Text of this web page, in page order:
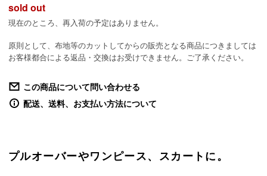
sold out
現在のところ、再入荷の予定はありません。
原則として、布地等のカットしてからの販売となる商品につきましては
お客様都合による返品・交換はお受けできません。ご了承ください。
この商品について問い合わせる
配送、送料、お支払い方法について
プルオーバーやワンピース、スカートに。